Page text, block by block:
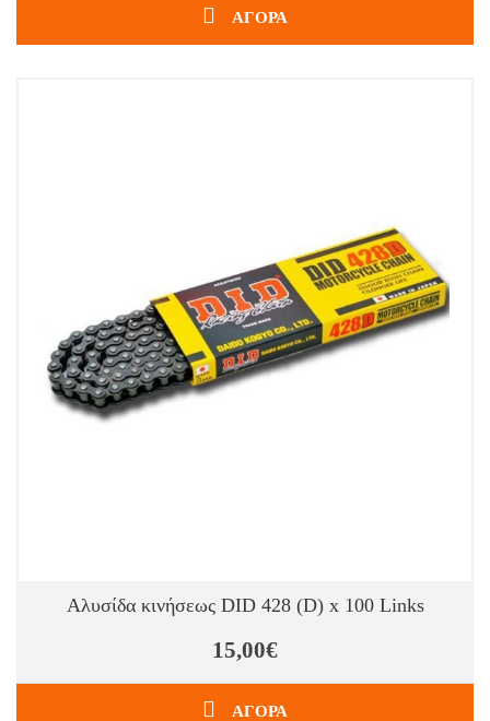
ΑΓΟΡΑ
Αλυσίδα κινήσεως DID 428 (D) x 100 Links
15,00€
ΑΓΟΡΑ